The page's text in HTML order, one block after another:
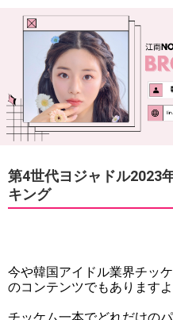
第4世代ヨジャドル2023
キング
今や韓国アイドル業界チッ
のコンテンツでもあります